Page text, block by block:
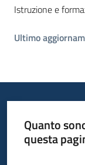
Istruzione e
Ultimo
Quanto
questa